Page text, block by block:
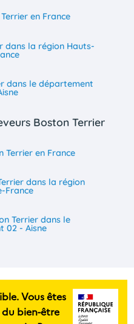
en France
dans la région Hauts-
dans le département
Boston Terrier
Terrier en France
dans la région
France
Terrier dans le
02 - Aisne
Vous êtes
du bien-être